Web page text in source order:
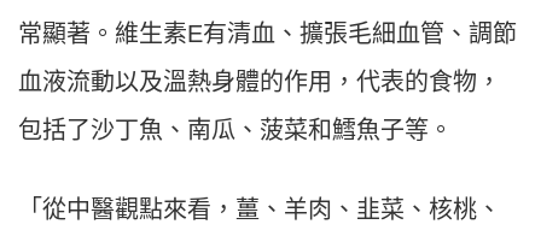
常顯著。維生素E有清血、擴張毛細血管、調節
血液流動以及溫熱身體的作用，代表的食物，
包括了沙丁魚、南瓜、菠菜和鱈魚子等。
「從中醫觀點來看，薑、羊肉、韭菜、核桃、